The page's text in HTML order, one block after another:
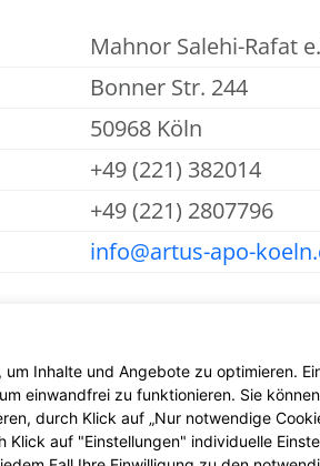
Mahnor Salehi-Rafat
Bonner Str. 244
50968 Köln
+49 (221) 382014
+49 (221) 2807796
info@artus-apo-
Inhalte und Angebote zu optimieren.
einwandfrei zu funktionieren. Sie
durch Klick auf „Nur notwendige
auf "Einstellungen" individuelle